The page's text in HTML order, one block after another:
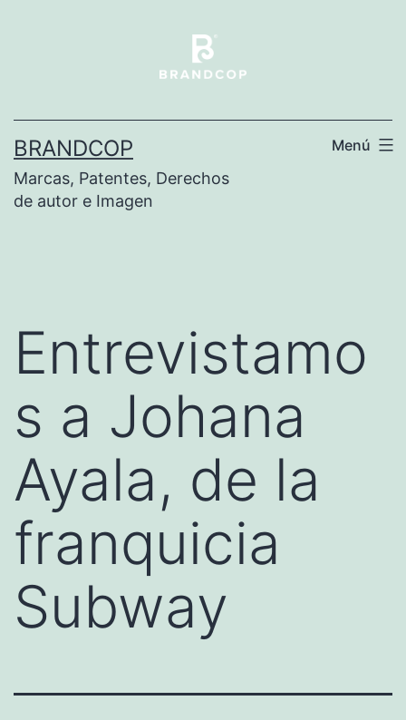
BRANDCOP
Marcas, Patentes, Derechos
de autor e Imagen
Menú
Entrevistamo
s a Johana
Ayala, de la
franquicia
Subway